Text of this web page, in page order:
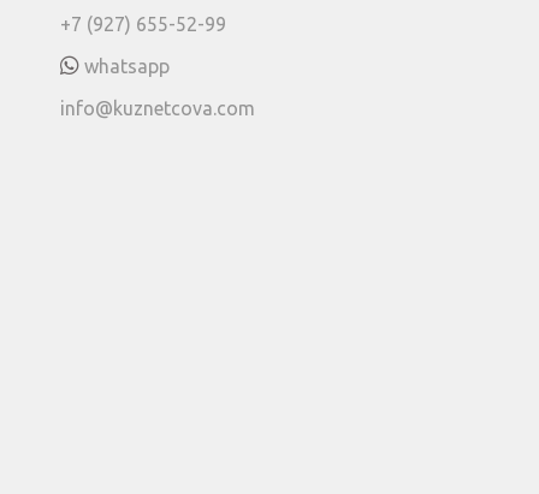
+7 (927) 655-52-99
whatsapp
info@kuznetcova.com